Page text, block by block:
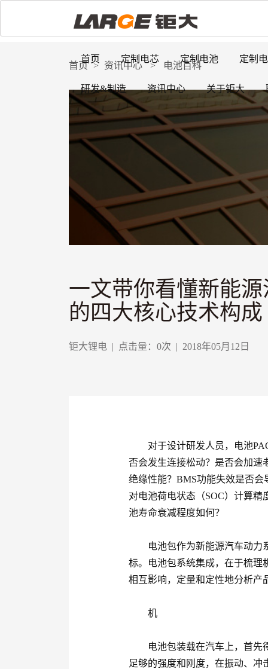
首页 定制电芯 定制电池 定制
研发&制造 资讯中心 关于钜大
首页 > 资讯中心 > 电池百科
一文带你看懂新能
的四大核心技术构成
钜大锂电 | 点击量： 0次 | 2018年05月12日
对于设计研发人员，电池
否会发生连接松动？是否会加速
绝缘性能？BMS功能失效是否
对电池荷电状态（SOC）计算
池寿命衰减程度如何？
电池包作为新能源汽车动力
标。电池包系统集成，在于梳理
相互影响，定量和定性地分析产
机
电池包装载在汽车上，首先
足够的强度和刚度，在振动、